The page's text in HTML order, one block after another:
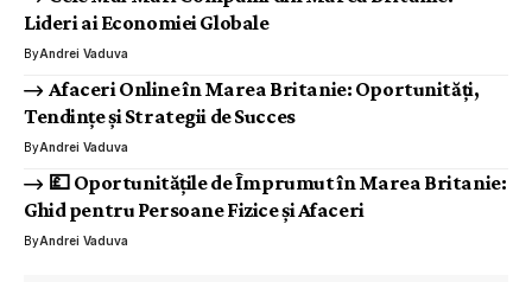
Lideri ai Economiei Globale
ByAndrei Vaduva
Afaceri Online în Marea Britanie: Oportunități,
Tendințe și Strategii de Succes
ByAndrei Vaduva
💷 Oportunitățile de Împrumut în Marea Britanie:
Ghid pentru Persoane Fizice și Afaceri
ByAndrei Vaduva